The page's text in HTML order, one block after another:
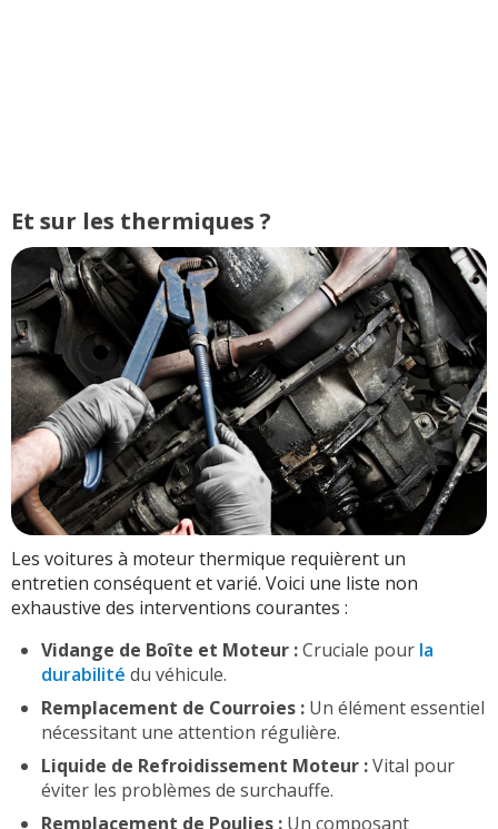
Et sur les thermiques ?
Les voitures à moteur thermique requièrent un
entretien conséquent et varié. Voici une liste non
exhaustive des interventions courantes :
Vidange de Boîte et Moteur :Cruciale pour la
durabilité du véhicule.
Remplacement de Courroies : Un élément essentiel
nécessitant une attention régulière.
Liquide de Refroidissement Moteur :Vital pour
éviter les problèmes de surchauffe.
Remplacement de Poulies : Un composant